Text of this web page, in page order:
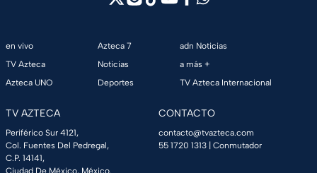
en vivo
TV Azteca
Azteca UNO
Azteca 7
Noticias
Deportes
adn Noticias
a más +
TV Azteca Internacional
TV AZTECA
Periférico Sur 4121,
Col. Fuentes Del Pedregal,
C.P. 14141,
Ciudad De México, México.
CONTACTO
contacto@tvazteca.com
55 1720 1313 | Conmutador